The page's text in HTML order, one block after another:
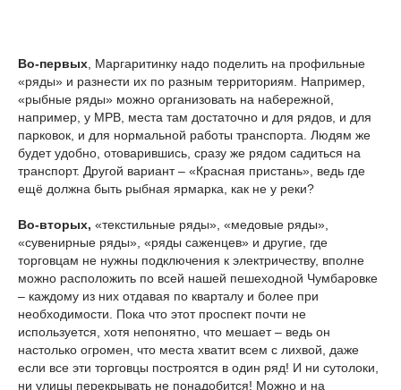
Во-первых , Маргаритинку надо поделить на профильные
«ряды» и разнести их по разным территориям. Например,
«рыбные ряды» можно организовать на набережной,
например, у МРВ, места там достаточно и для рядов, и для
парковок, и для нормальной работы транспорта. Людям же
будет удобно, отоварившись, сразу же рядом садиться на
транспорт. Другой вариант – «Красная пристань», ведь где
ещё должна быть рыбная ярмарка, как не у реки?
Во-вторых, «текстильные ряды», «медовые ряды»,
«сувенирные ряды», «ряды саженцев» и другие, где
торговцам не нужны подключения к электричеству, вполне
можно расположить по всей нашей пешеходной Чумбаровке
– каждому из них отдавая по кварталу и более при
необходимости. Пока что этот проспект почти не
используется, хотя непонятно, что мешает – ведь он
настолько огромен, что места хватит всем с лихвой, даже
если все эти торговцы построятся в один ряд! И ни сутолоки,
ни улицы перекрывать не понадобится! Можно и на